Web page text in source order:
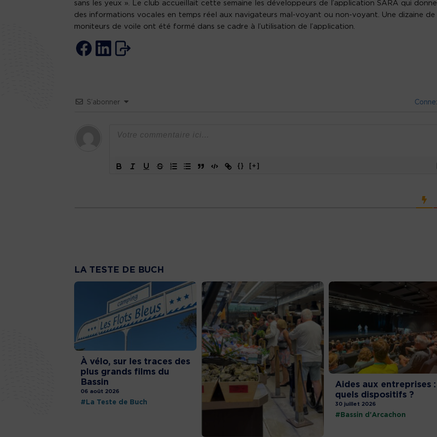
sans les yeux ». Le club accueillait cette semaine les développeurs de l’application SARA qui donne
des informations vocales en temps réel aux navigateurs mal-voyant ou non-voyant. Une dizaine de
moniteurs de voile ont été formé dans se cadre à l’utilisation de l’application.
S’abonner
{} [+]
LA TESTE DE BUCH
À vélo, sur les traces des
plus grands films du
Bassin
06 août 2026
#La Teste de Buch
Aides aux entreprises :
quels dispositifs ?
30 juillet 2026
#Bassin d'Arcachon